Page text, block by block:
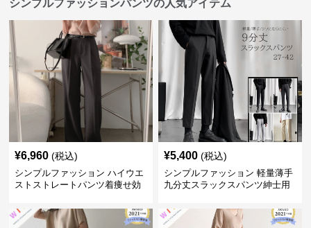
シンプルファッションパンツの人気アイテム
¥6,960 (税込)
シンプルファッション ハイウエ
ストストレートパンツ着痩せ効
¥5,400 (税込)
シンプルファッション 軽量薄手
九分丈スラックスパンツ紳士用